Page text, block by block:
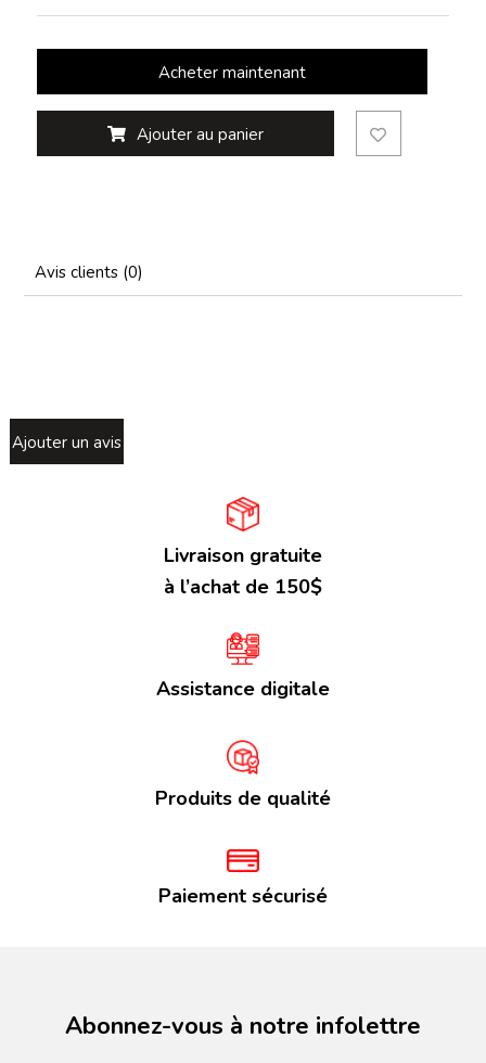
Acheter maintenant
Ajouter au panier
Avis clients (0)
Ajouter un avis
Livraison gratuite
à l’achat de 150$
Assistance digitale
Produits de qualité
Paiement sécurisé
Abonnez-vous à notre infolettre